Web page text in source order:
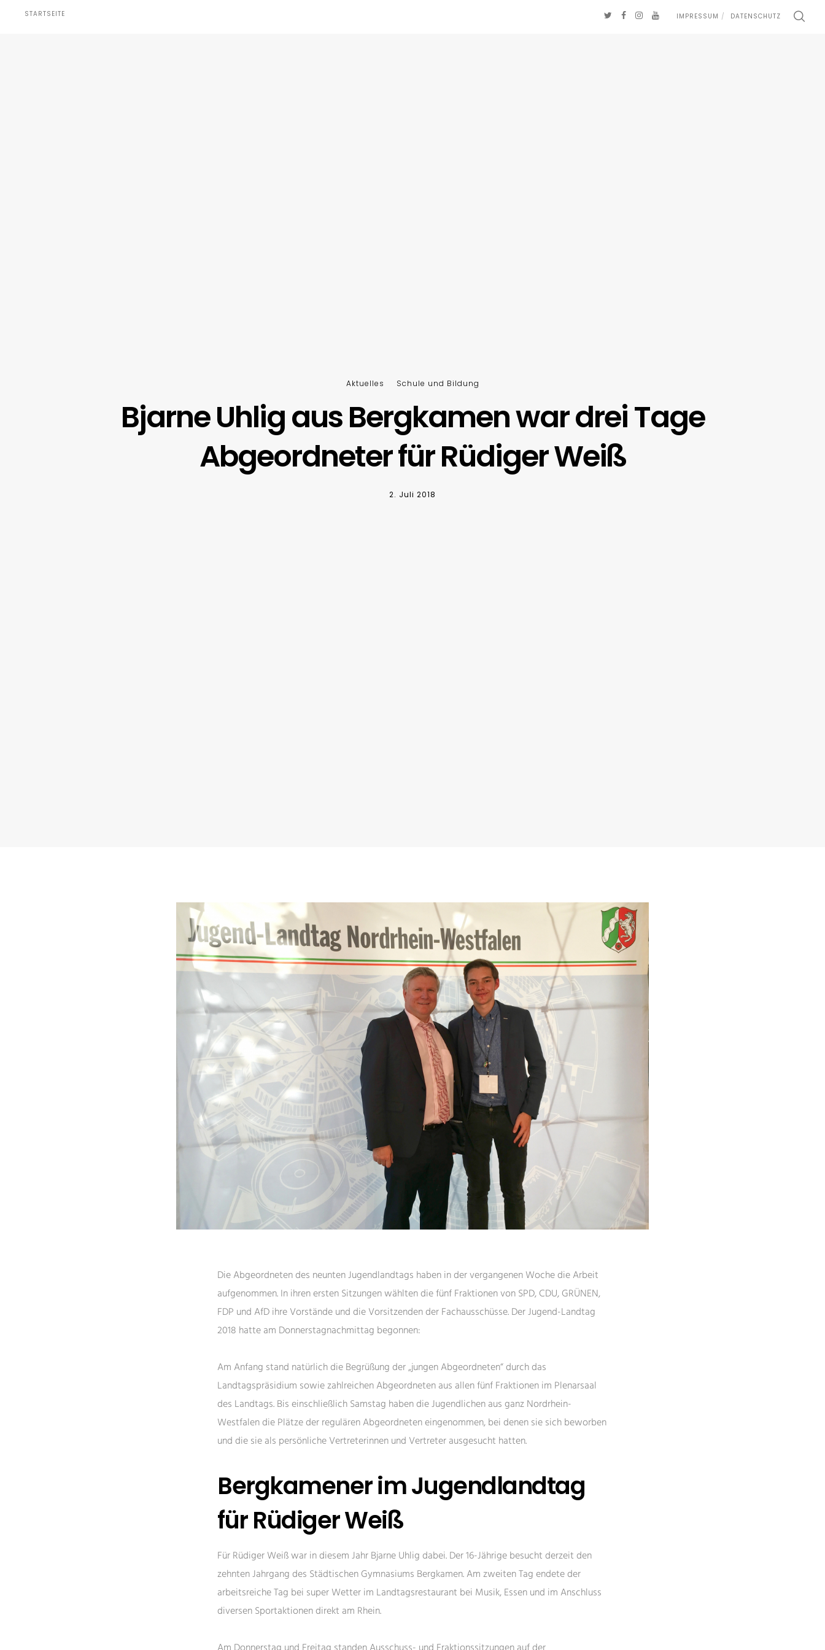
STARTSEITE IMPRESSUM DATENSCHUTZ
Aktuelles Schule und Bildung
Bjarne Uhlig aus Bergkamen war drei Tage
Abgeordneter für Rüdiger Weiß
2. Juli 2018
Die Abgeordneten des neunten Jugendlandtags haben in der vergangenen Woche die Arbeit
aufgenommen. In ihren ersten Sitzungen wählten die fünf Fraktionen von SPD, CDU, GRÜNEN,
FDP und AfD ihre Vorstände und die Vorsitzenden der Fachausschüsse. Der Jugend-Landtag
2018 hatte am Donnerstagnachmittag begonnen:
Am Anfang stand natürlich die Begrüßung der „jungen Abgeordneten“ durch das
Landtagspräsidium sowie zahlreichen Abgeordneten aus allen fünf Fraktionen im Plenarsaal
des Landtags. Bis einschließlich Samstag haben die Jugendlichen aus ganz Nordrhein-
Westfalen die Plätze der regulären Abgeordneten eingenommen, bei denen sie sich beworben
und die sie als persönliche Vertreterinnen und Vertreter ausgesucht hatten.
Bergkamener im Jugendlandtag
für Rüdiger Weiß
Für Rüdiger Weiß war in diesem Jahr Bjarne Uhlig dabei. Der 16-Jährige besucht derzeit den
zehnten Jahrgang des Städtischen Gymnasiums Bergkamen. Am zweiten Tag endete der
arbeitsreiche Tag bei super Wetter im Landtagsrestaurant bei Musik, Essen und im Anschluss
diversen Sportaktionen direkt am Rhein.